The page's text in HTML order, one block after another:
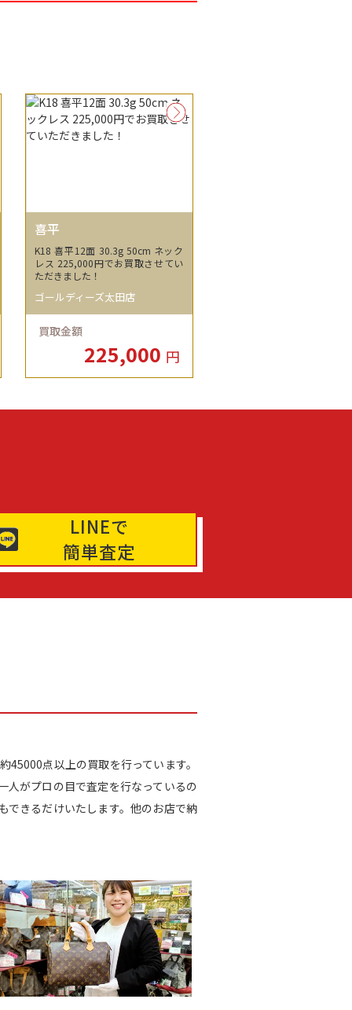
喜平
K18 喜平12面 30.3g 50cm ネック
レス 225,000円でお買取させてい
ただきました！
ゴールディーズ太田店
買取金額
225,000 円
LINEで
簡単査定
点以上の買取を行っています。
人がプロの目で査定を行なっているの
できるだけいたします。他のお店で納